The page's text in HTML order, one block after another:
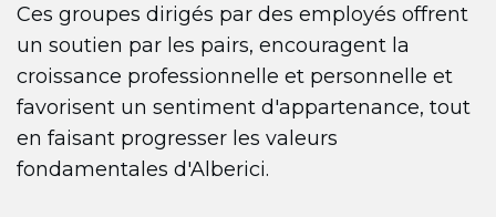
Ces groupes dirigés par des employés offrent
un soutien par les pairs, encouragent la
croissance professionnelle et personnelle et
favorisent un sentiment d'appartenance, tout
en faisant progresser les valeurs
fondamentales d'Alberici.